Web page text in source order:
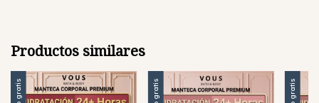
Productos similares